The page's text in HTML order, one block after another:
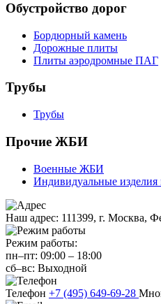
Обустройство дорог
Бордюрный камень
Дорожные плиты
Плиты аэродромные ПАГ
Трубы
Трубы
Прочие ЖБИ
Военные ЖБИ
Индивидуальные
Наш адрес: 111399, г. Москва,
Режим работы:
пн–пт: 09:00 – 18:00
сб–вс: Выходной
Телефон +7 (495) 649-69-28